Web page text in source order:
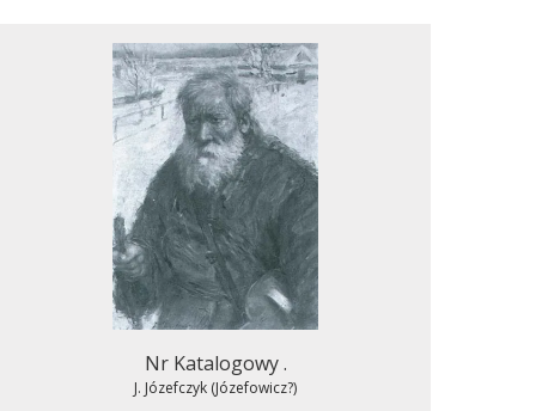
Nr Katalogowy .
J. Józefczyk (Józefowicz?)